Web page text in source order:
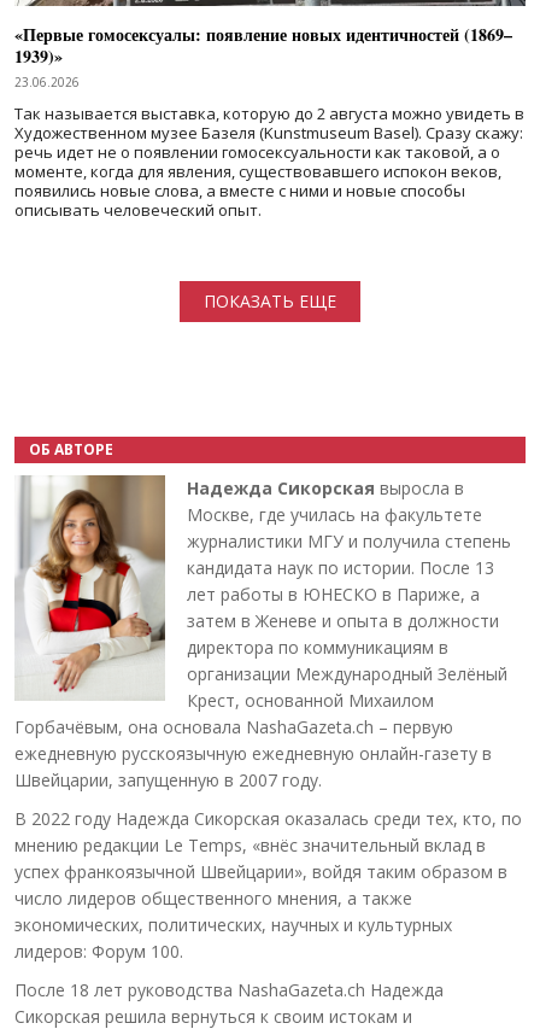
«Первые гомосексуалы: появление новых идентичностей (1869–
1939)»
23.06.2026
Так называется выставка, которую до 2 августа можно увидеть в
Художественном музее Базеля (Kunstmuseum Basel). Сразу скажу:
речь идет не о появлении гомосексуальности как таковой, а о
моменте, когда для явления, существовавшего испокон веков,
появились новые слова, а вместе с ними и новые способы
описывать человеческий опыт.
ПОКАЗАТЬ ЕЩЕ
ОБ АВТОРЕ
Надежда Сикорская выросла в
Москве, где училась на факультете
журналистики МГУ и получила степень
кандидата наук по истории. После 13
лет работы в ЮНЕСКО в Париже, а
затем в Женеве и опыта в должности
директора по коммуникациям в
организации Международный Зелёный
Крест, основанной Михаилом
Горбачёвым, она основала NashaGazeta.ch – первую
ежедневную русскоязычную ежедневную онлайн-газету в
Швейцарии, запущенную в 2007 году.
В 2022 году Надежда Сикорская оказалась среди тех, кто, по
мнению редакции Le Temps, «внёс значительный вклад в
успех франкоязычной Швейцарии», войдя таким образом в
число лидеров общественного мнения, а также
экономических, политических, научных и культурных
лидеров: Форум 100.
После 18 лет руководства NashaGazeta.ch Надежда
Сикорская решила вернуться к своим истокам и